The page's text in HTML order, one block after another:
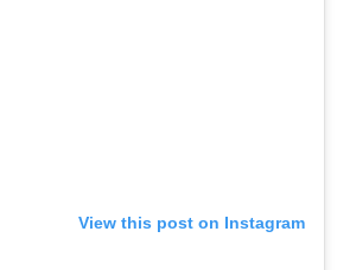
View this post on Instagram